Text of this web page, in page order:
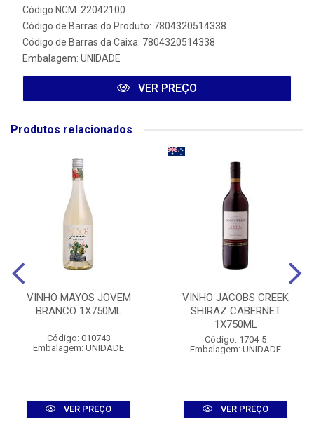
Código NCM: 22042100
Código de Barras do Produto: 7804320514338
Código de Barras da Caixa: 7804320514338
Embalagem: UNIDADE
VER PREÇO
Produtos relacionados
VINHO MAYOS JOVEM
BRANCO 1X750ML
Código: 010743
Embalagem: UNIDADE
VER PREÇO
VINHO JACOBS CREEK
SHIRAZ CABERNET
1X750ML
Código: 1704-5
Embalagem: UNIDADE
VER PREÇO